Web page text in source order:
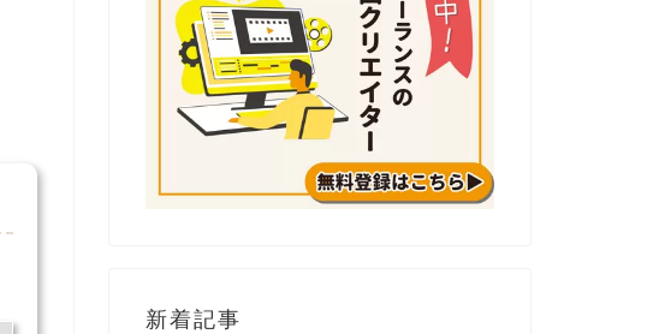
新着記事